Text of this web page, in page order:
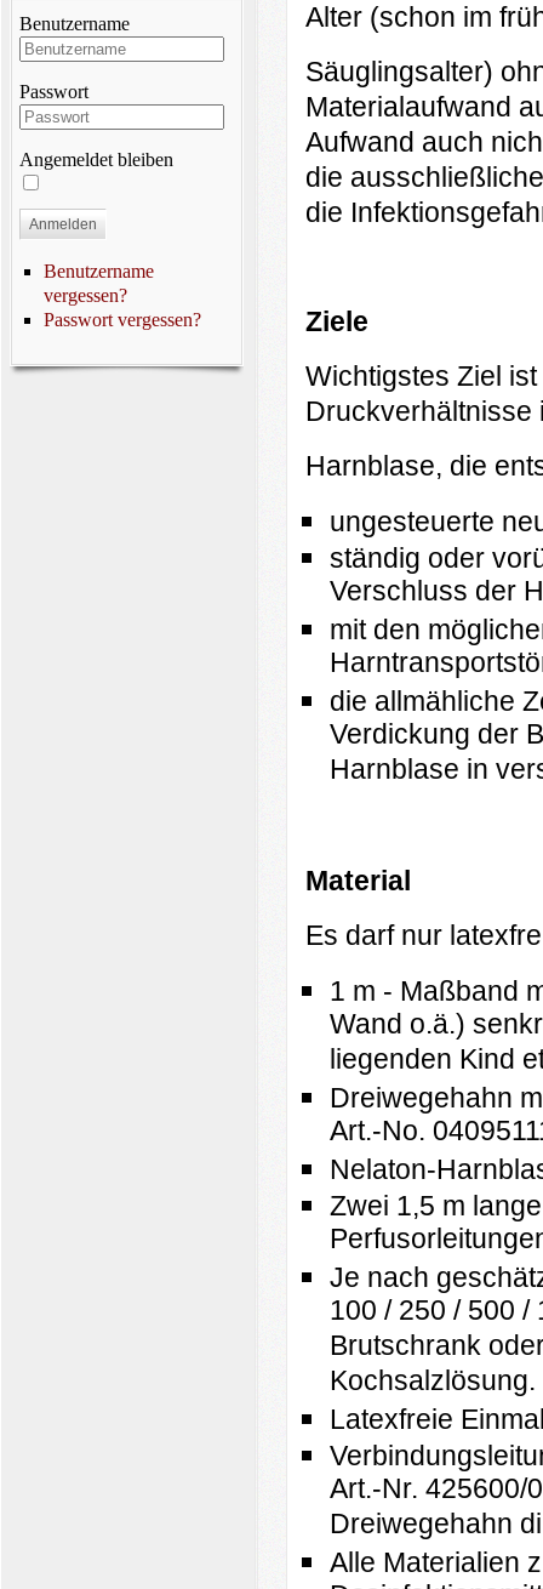
Benutzername
Passwort
Angemeldet bleiben
Anmelden
Benutzername
vergessen?
Passwort vergessen?
Alter (schon im
Säuglingsalter)
Materialaufwand
Aufwand auch
die
die
Ziele
Wichtigstes Ziel
Druckverhältnisse
Harnblase, die
ungesteuerte
ständig oder
Verschluss der
mit den
die allmähliche
Verdickung der
Harnblase in
Material
Es darf nur
1 m - Maßband
Wand o.ä.)
liegenden Kind
Dreiwegehahn
Art.-No.
Nelaton-
Zwei 1,5 m
Je nach
100 / 250 / 500
Brutschrank
Kochsalzlösung.
Latexfreie
Art.-Nr. 425600/
Dreiwegehahn
Alle Materialien